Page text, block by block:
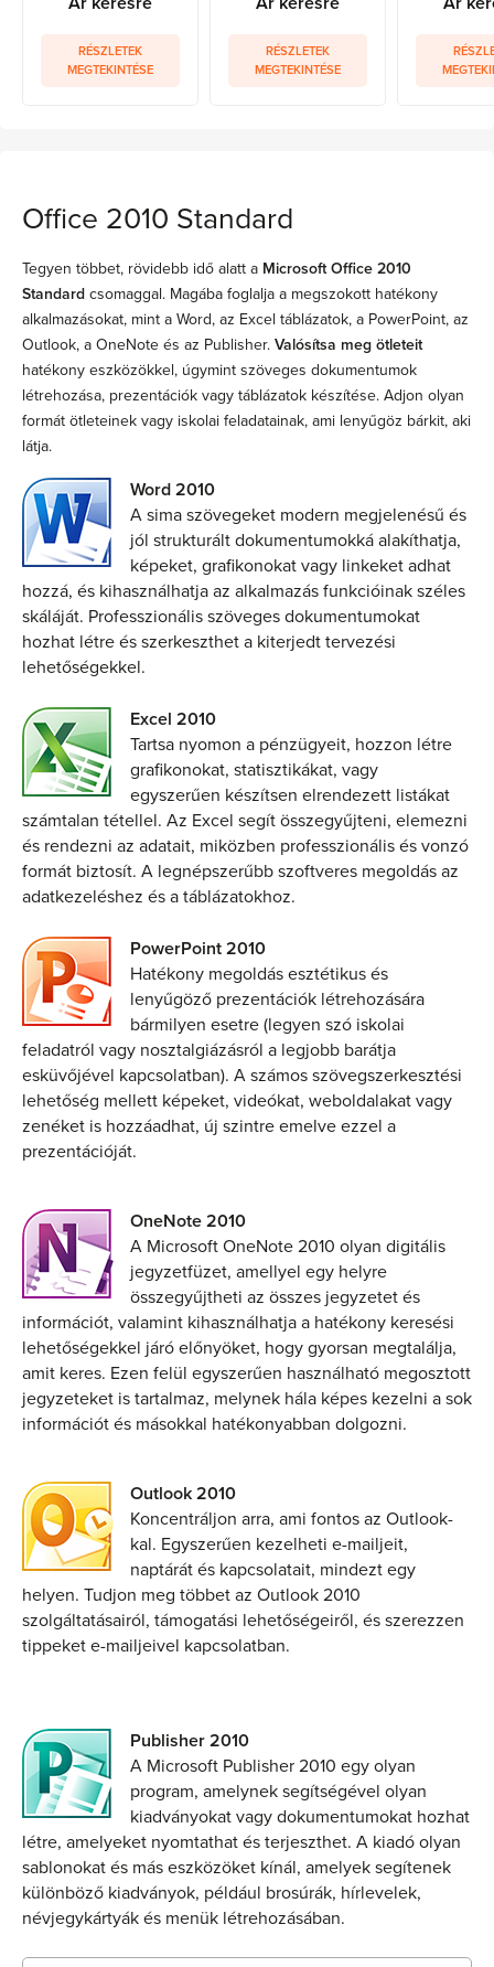
RÉSZLETEK
MEGTEKINTÉSE
RÉSZLETEK
MEGTEKINTÉSE
Office 2010 Standard
Tegyen többet, rövidebb idő alatt a Microsoft Office 2010
Standard csomaggal. Magába foglalja a megszokott hatékony
alkalmazásokat, mint a Word, az Excel táblázatok, a PowerPoint, az
Outlook, a OneNote és az Publisher. Valósítsa meg ötleteit
hatékony eszközökkel, úgymint szöveges dokumentumok
létrehozása, prezentációk vagy táblázatok készítése. Adjon olyan
formát ötleteinek vagy iskolai feladatainak, ami lenyűgöz bárkit, aki
látja.
Word 2010
A sima szövegeket modern megjelenésű és
jól strukturált dokumentumokká alakíthatja,
képeket, grafikonokat vagy linkeket adhat
hozzá, és kihasználhatja az alkalmazás funkcióinak széles
skáláját. Professzionális szöveges dokumentumokat
hozhat létre és szerkeszthet a kiterjedt tervezési
lehetőségekkel.
Excel 2010
Tartsa nyomon a pénzügyeit, hozzon létre
grafikonokat, statisztikákat, vagy
egyszerűen készítsen elrendezett listákat
számtalan tétellel. Az Excel segít összegyűjteni, elemezni
és rendezni az adatait, miközben professzionális és vonzó
formát biztosít. A legnépszerűbb szoftveres megoldás az
adatkezeléshez és a táblázatokhoz.
PowerPoint 2010
Hatékony megoldás esztétikus és
lenyűgöző prezentációk létrehozására
bármilyen esetre (legyen szó iskolai
feladatról vagy nosztalgiázásról a legjobb barátja
esküvőjével kapcsolatban). A számos szövegszerkesztési
lehetőség mellett képeket, videókat, weboldalakat vagy
zenéket is hozzáadhat, új szintre emelve ezzel a
prezentációját.
OneNote 2010
A Microsoft OneNote 2010 olyan digitális
jegyzetfüzet, amellyel egy helyre
összegyűjtheti az összes jegyzetet és
információt, valamint kihasználhatja a hatékony keresési
lehetőségekkel járó előnyöket, hogy gyorsan megtalálja,
amit keres. Ezen felül egyszerűen használható megosztott
jegyzeteket is tartalmaz, melynek hála képes kezelni a sok
információt és másokkal hatékonyabban dolgozni.
Outlook 2010
Koncentráljon arra, ami fontos az Outlook-
kal. Egyszerűen kezelheti e-mailjeit,
naptárát és kapcsolatait, mindezt egy
helyen. Tudjon meg többet az Outlook 2010
szolgáltatásairól, támogatási lehetőségeiről, és szerezzen
tippeket e-mailjeivel kapcsolatban.
Publisher 2010
A Microsoft Publisher 2010 egy olyan
program, amelynek segítségével olyan
kiadványokat vagy dokumentumokat hozhat
létre, amelyeket nyomtathat és terjeszthet. A kiadó olyan
sablonokat és más eszközöket kínál, amelyek segítenek
különböző kiadványok, például brosúrák, hírlevelek,
névjegykártyák és menük létrehozásában.